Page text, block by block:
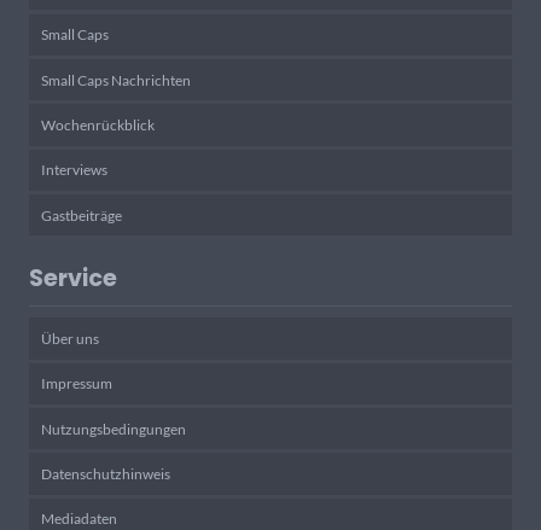
Small Caps
Small Caps Nachrichten
Wochenrückblick
Interviews
Gastbeiträge
Service
Über uns
Impressum
Nutzungsbedingungen
Datenschutzhinweis
Mediadaten